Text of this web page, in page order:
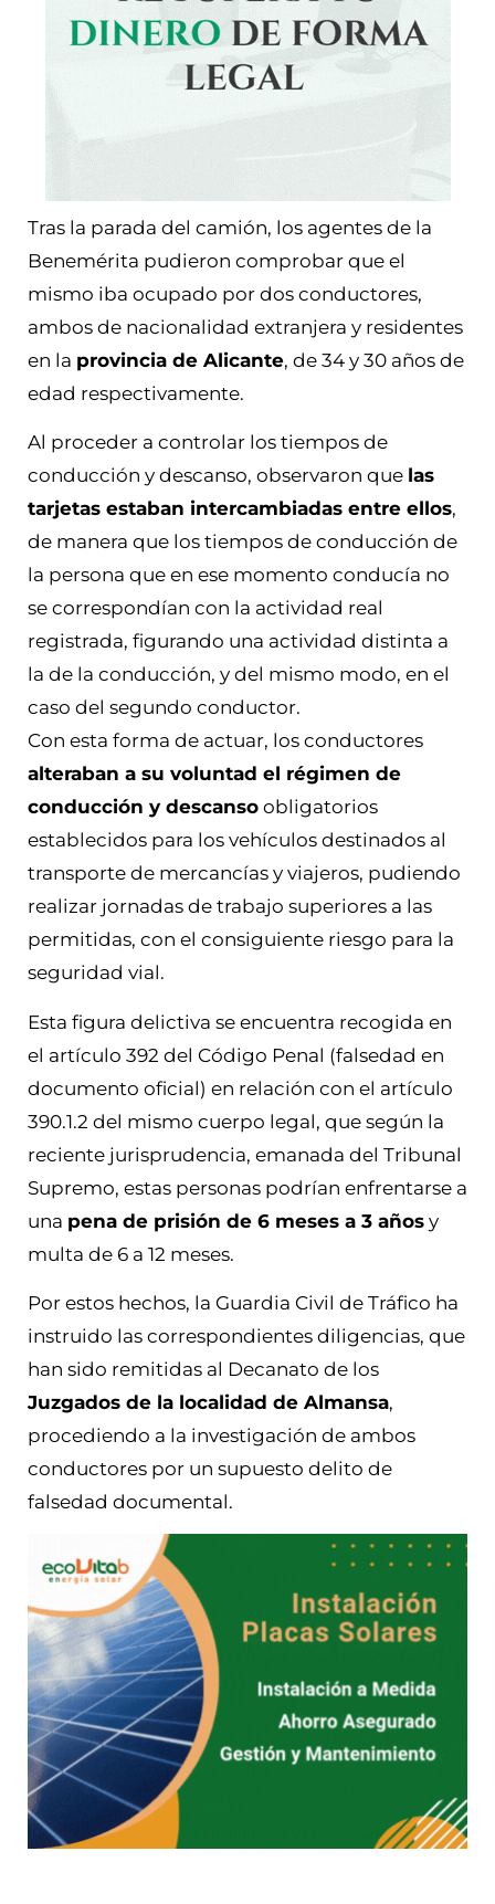
Tras la parada del camión, los agentes de la
Benemérita pudieron comprobar que el
mismo iba ocupado por dos conductores,
ambos de nacionalidad extranjera y residentes
en la provincia de Alicante, de 34 y 30 años de
edad respectivamente.
Al proceder a controlar los tiempos de
conducción y descanso, observaron que las
tarjetas estaban intercambiadas entre ellos,
de manera que los tiempos de conducción de
la persona que en ese momento conducía no
se correspondían con la actividad real
registrada, figurando una actividad distinta a
la de la conducción, y del mismo modo, en el
caso del segundo conductor.
Con esta forma de actuar, los conductores
alteraban a su voluntad el régimen de
conducción y descanso obligatorios
establecidos para los vehículos destinados al
transporte de mercancías y viajeros, pudiendo
realizar jornadas de trabajo superiores a las
permitidas, con el consiguiente riesgo para la
seguridad vial.
Esta figura delictiva se encuentra recogida en
el artículo 392 del Código Penal (falsedad en
documento oficial) en relación con el artículo
390.1.2 del mismo cuerpo legal, que según la
reciente jurisprudencia, emanada del Tribunal
Supremo, estas personas podrían enfrentarse a
una pena de prisión de 6 meses a 3 años y
multa de 6 a 12 meses.
Por estos hechos, la Guardia Civil de Tráfico ha
instruido las correspondientes diligencias, que
han sido remitidas al Decanato de los
Juzgados de la localidad de Almansa,
procediendo a la investigación de ambos
conductores por un supuesto delito de
falsedad documental.